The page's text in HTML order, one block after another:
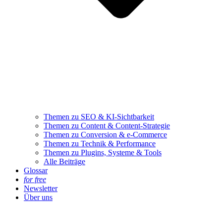
Themen zu SEO & KI-Sichtbarkeit
Themen zu Content & Content-Strategie
Themen zu Conversion & e-Commerce
Themen zu Technik & Performance
Themen zu Plugins, Systeme & Tools
Alle Beiträge
Glossar
for free
Newsletter
Über uns